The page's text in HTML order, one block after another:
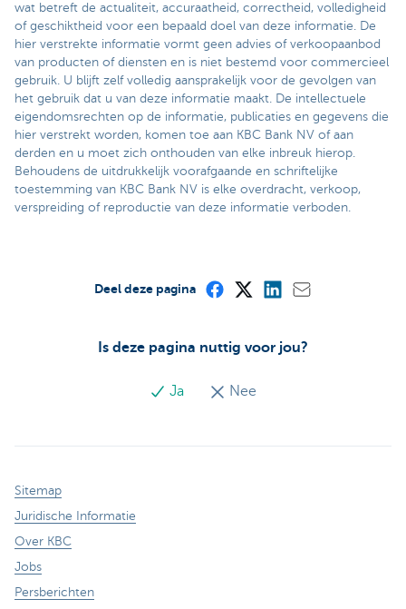
wat betreft de actualiteit, accuraatheid, correctheid, volledigheid
of geschiktheid voor een bepaald doel van deze informatie. De
hier verstrekte informatie vormt geen advies of verkoopaanbod
van producten of diensten en is niet bestemd voor commercieel
gebruik. U blijft zelf volledig aansprakelijk voor de gevolgen van
het gebruik dat u van deze informatie maakt. De intellectuele
eigendomsrechten op de informatie, publicaties en gegevens die
hier verstrekt worden, komen toe aan KBC Bank NV of aan
derden en u moet zich onthouden van elke inbreuk hierop.
Behoudens de uitdrukkelijk voorafgaande en schriftelijke
toestemming van KBC Bank NV is elke overdracht, verkoop,
verspreiding of reproductie van deze informatie verboden.
Is deze pagina nuttig voor jou?
Ja Nee
Deel deze pagina
Sitemap
Juridische Informatie
Over KBC
Jobs
Persberichten